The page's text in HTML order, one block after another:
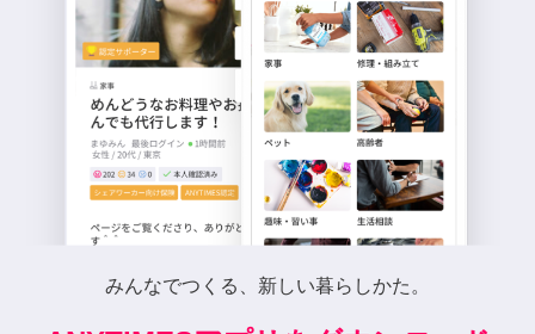
みんなでつくる、新しい暮らしかた。